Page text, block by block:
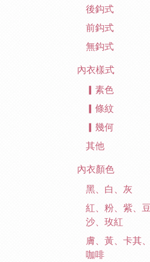
後鈎式
前鈎式
無鈎式
內衣樣式
▎素色
▎條紋
▎幾何
其他
內衣顏色
黑、白、灰
紅、粉、紫、豆
沙、玫紅
膚、黃、卡其、
咖啡